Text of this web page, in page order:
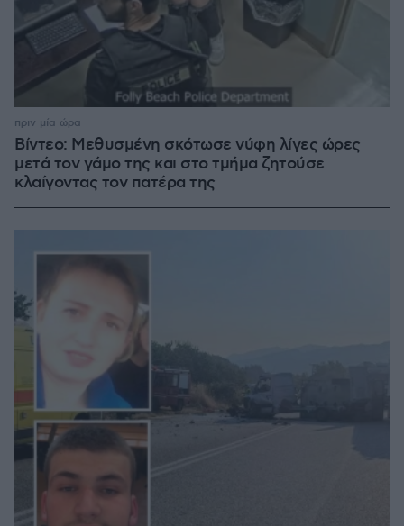
Βίντεο: Μεθυσμένη σκότωσε νύφη λίγες ώρες
μετά τον γάμο της και στο τμήμα ζητούσε
κλαίγοντας τον πατέρα της
πριν μία ώρα